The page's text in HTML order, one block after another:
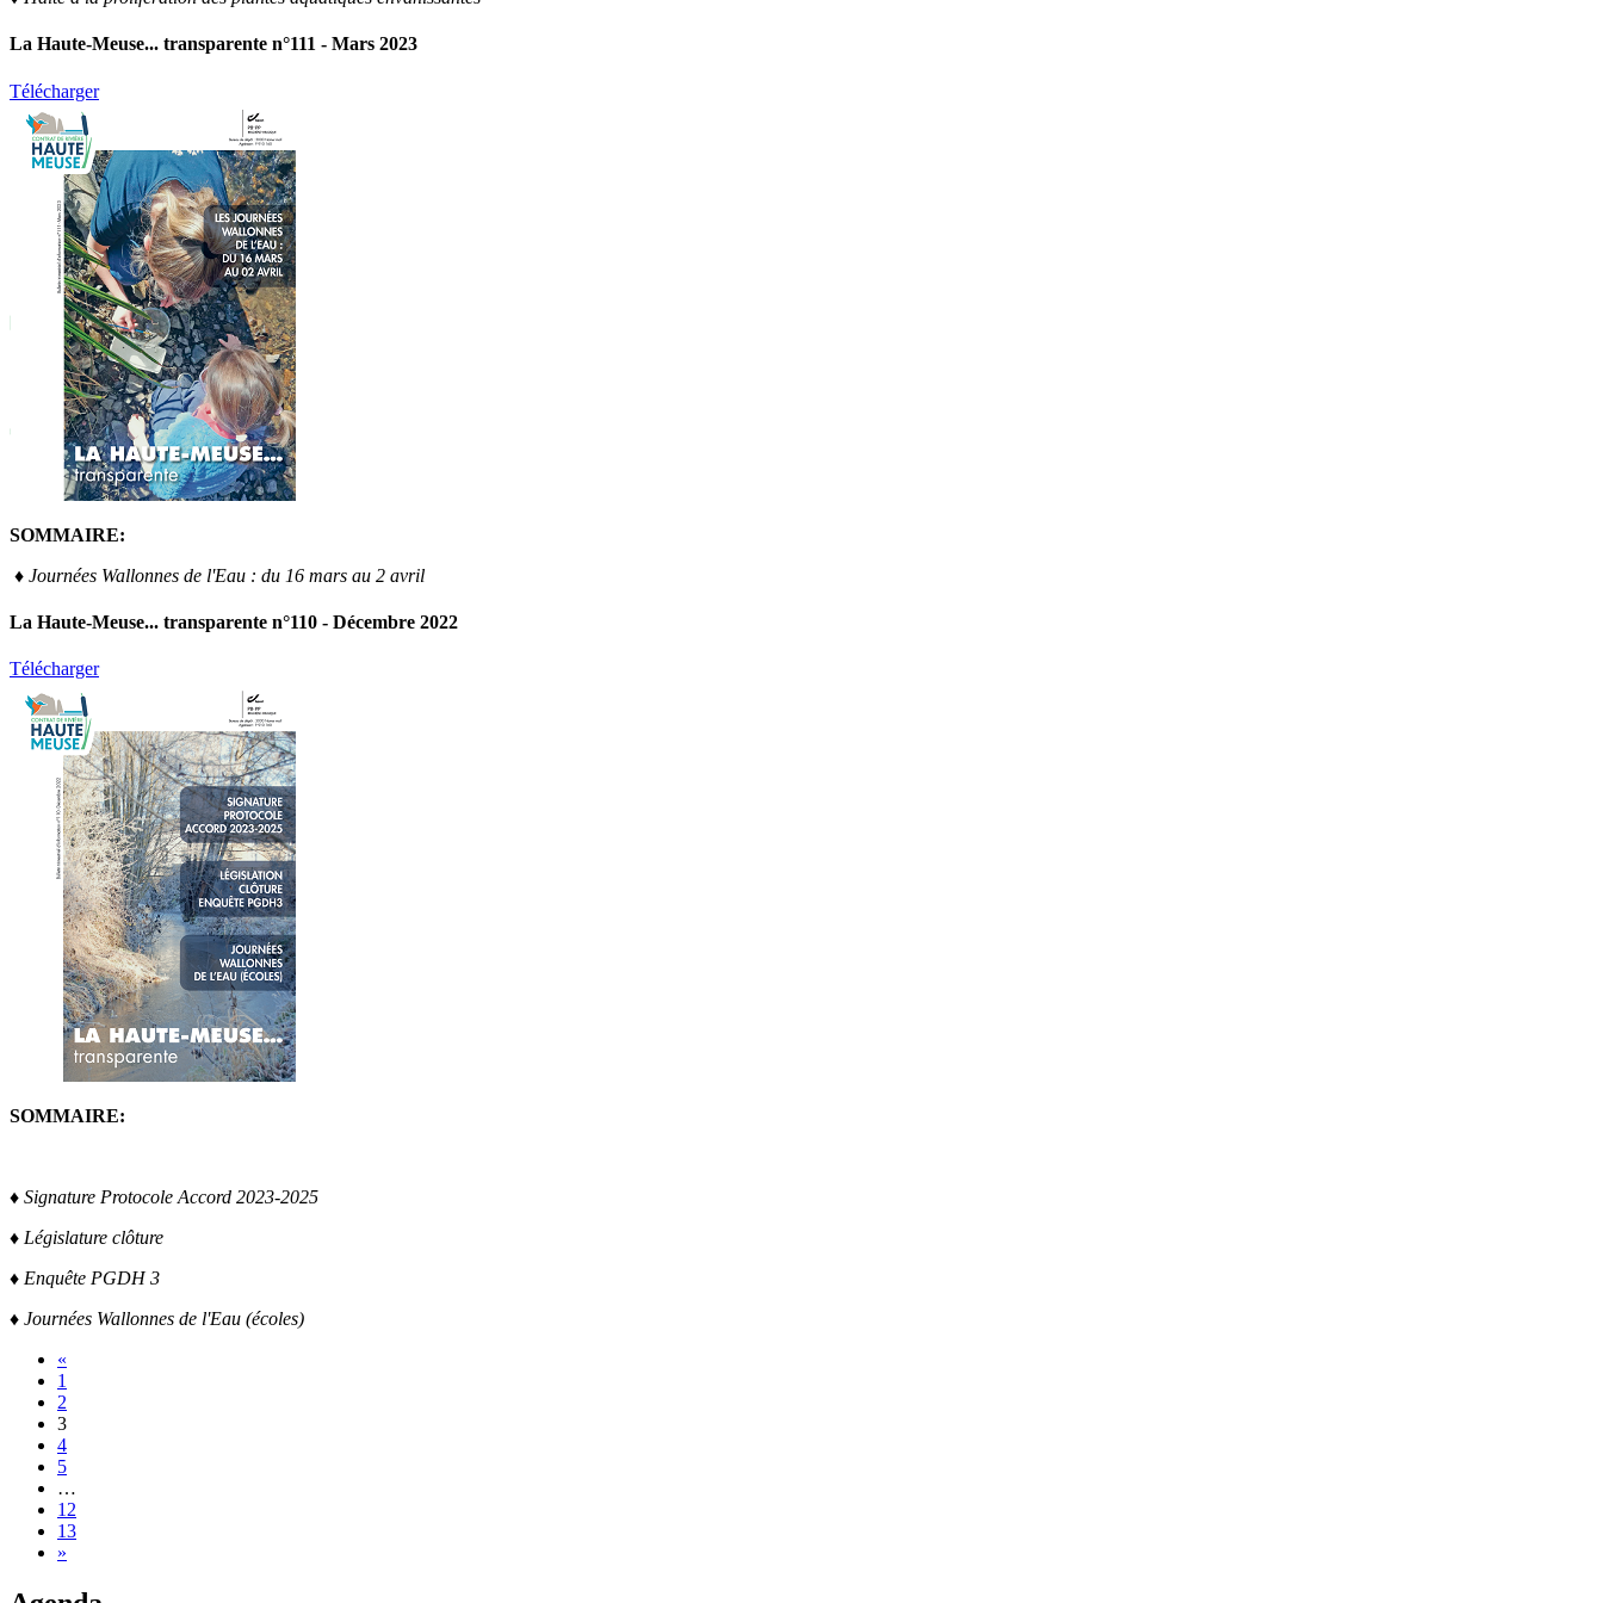
La Haute-Meuse... transparente n°111 - Mars 2023
Télécharger
SOMMAIRE:
♦ Journées Wallonnes de l'Eau : du 16 mars au 2 avril
La Haute-Meuse... transparente n°110 - Décembre 2022
Télécharger
SOMMAIRE:
♦ Signature Protocole Accord 2023-2025
♦ Législature clôture
♦ Enquête PGDH 3
♦ Journées Wallonnes de l'Eau (écoles)
«
1
2
3
4
5
…
12
13
»